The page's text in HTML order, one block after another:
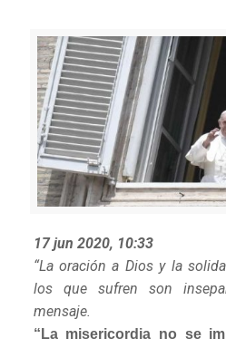
17 jun 2020, 10:33
“La oración a Dios y la
los que sufren son
mensaje.
“La misericordia no se